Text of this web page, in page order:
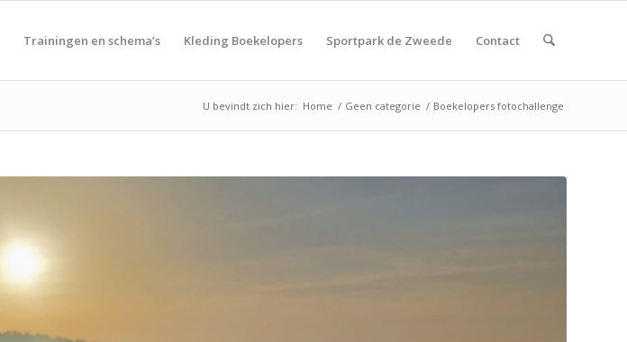
Trainingen en schema’s Kleding Boekelopers Sportpark de Zweede Contact
U bevindt zich hier: Home / Geen categorie / Boekelopers fotochallenge